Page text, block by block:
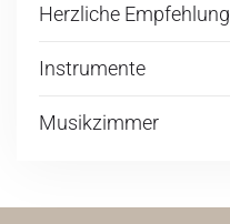
Herzliche Empfehlung
Instrumente
Musikzimmer